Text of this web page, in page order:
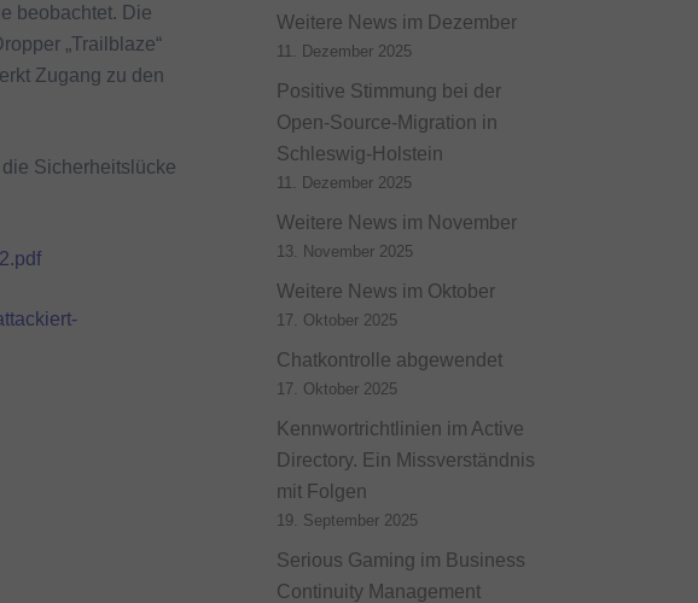
beobachtet. Die
„Trailblaze“
Zugang zu den
Sicherheitslücke
Weitere News im Dezember
11. Dezember 2025
Positive Stimmung bei der
Open-Source-Migration in
Schleswig-Holstein
11. Dezember 2025
Weitere News im November
13. November 2025
Weitere News im Oktober
17. Oktober 2025
Chatkontrolle abgewendet
17. Oktober 2025
Kennwortrichtlinien im Active
Directory. Ein Missverständnis
mit Folgen
19. September 2025
Serious Gaming im Business
Continuity Management